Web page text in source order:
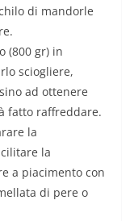
di mandorle
(800 gr) in
sciogliere,
ad ottenere
fatto raffreddare.
la
la
a piacimento con
di pere o